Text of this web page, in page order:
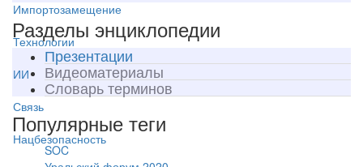
Импортозамещение
Технологии
ИИ
Связь
Нацбезопасность
Разделы энциклопедии
Презентации
Видеоматериалы
Словарь терминов
Популярные теги
SOC